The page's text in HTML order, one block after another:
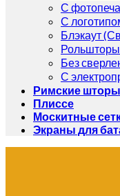
С
С
Блэкаут
Без
С
Римские шторы
Плиссе
Москитные
Экраны для